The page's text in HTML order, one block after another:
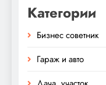
Категории
Бизнес советник
Гараж и авто